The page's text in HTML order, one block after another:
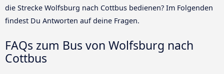
die Strecke Wolfsburg nach Cottbus bedienen? Im Folgenden
findest Du Antworten auf deine Fragen.
FAQs zum Bus von Wolfsburg nach
Cottbus